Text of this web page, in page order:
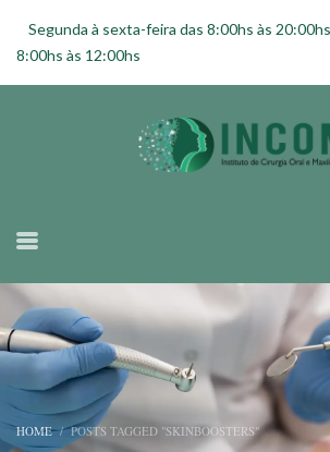
Segunda à sexta-feira das 8:00hs às
8:00hs às 12:00hs
HOME POSTS TAGGED "SKINBOOSTERS"